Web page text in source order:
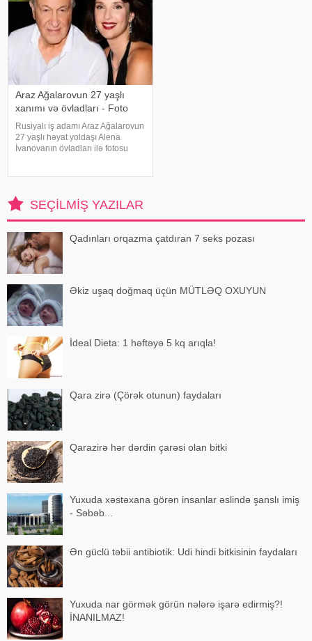
Araz Ağalarovun 27 yaşlı
xanımı və övladları - Foto
Rusiyalı iş adamı Araz Ağalarovun
27 yaşlı həyat yoldaşı Alena
İvanovanın övladları ilə fotosu
SEÇILMIŞ YAZILAR
Qadınları orqazma çatdıran 7 seks pozası
Əkiz uşaq doğmaq üçün MÜTLƏQ OXUYUN
İdeal Dieta: 1 həftəyə 5 kq arıqla!
Qara zirə (Çörək otunun) faydaları
Qarazirə hər dərdin çarəsi olan bitki
Yuxuda xəstəxana görən insanlar əslində şanslı imiş
- Səbəb...
Ən güclü təbii antibiotik: Udi hindi bitkisinin faydaları
Yuxuda nar görmək görün nələrə işarə edirmiş?!
İNANILMAZ!